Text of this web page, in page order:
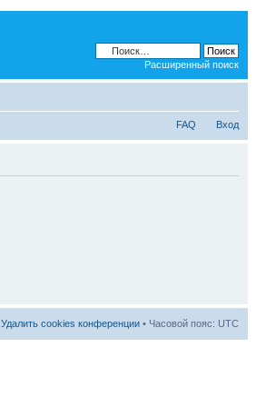
Расширенный поиск
FAQ Вход
Удалить cookies конференции • Часовой пояс: UTC